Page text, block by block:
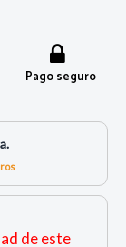
Pago seguro
de este